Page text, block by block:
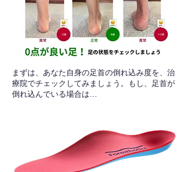
​まずは、あなた自身の足首の倒れ込み度を、治
療院でチェックしてみましょう。もし、足首が
倒れ込んでいる場合は…